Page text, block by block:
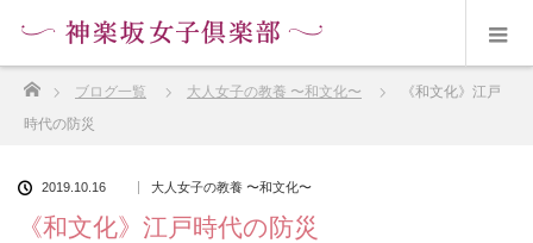
ブログ一覧 大人女子の教養 〜和文化〜
《和文化》江戸
時代の防災
2019.10.16 大人女子の教養 〜和文化〜
《和文化》江戸時代の防災